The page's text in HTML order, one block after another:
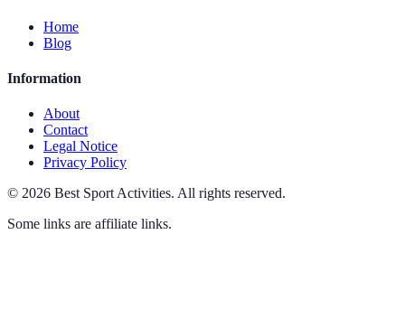
Home
Blog
Information
About
Contact
Legal Notice
Privacy Policy
© 2026 Best Sport Activities. All rights reserved.
Some links are affiliate links.